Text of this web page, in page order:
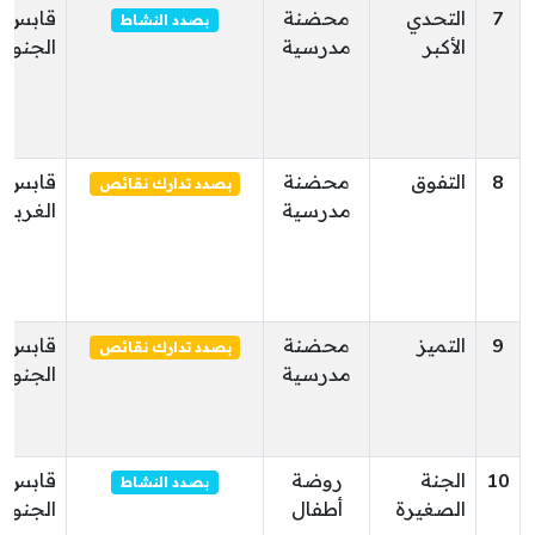
7
التحدي
الأكبر
محضنة
مدرسية
بصدد النشاط
قابس
8 التفوق
محضنة
مدرسية
بصدد تدارك نقائص
قابس
9 التميز
محضنة
مدرسية
بصدد تدارك نقائص
قابس
10
الجنة
الصغيرة
روضة
أطفال
بصدد النشاط
قابس